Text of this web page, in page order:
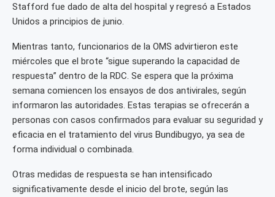
Stafford fue dado de alta del hospital y regresó a Estados
Unidos a principios de junio.
Mientras tanto, funcionarios de la OMS advirtieron este
miércoles que el brote “sigue superando la capacidad de
respuesta” dentro de la RDC. Se espera que la próxima
semana comiencen los ensayos de dos antivirales, según
informaron las autoridades. Estas terapias se ofrecerán a
personas con casos confirmados para evaluar su seguridad y
eficacia en el tratamiento del virus Bundibugyo, ya sea de
forma individual o combinada.
Otras medidas de respuesta se han intensificado
significativamente desde el inicio del brote, según las